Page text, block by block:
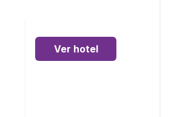
Ver hotel